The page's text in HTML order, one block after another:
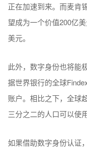
正在加速到来。而麦肯
望成为一个价值200亿
美元。
此外，数字身份也将能
据世界银行的全球
账户。相比之下，全球
三分之二的人口可以使用
如果借助数字身份认证